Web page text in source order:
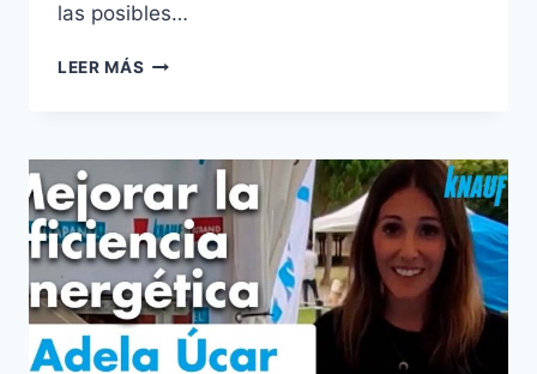
las posibles…
LEER MÁS REVISIÓN
A
PARPADEOS
EN
LAS
LUCES